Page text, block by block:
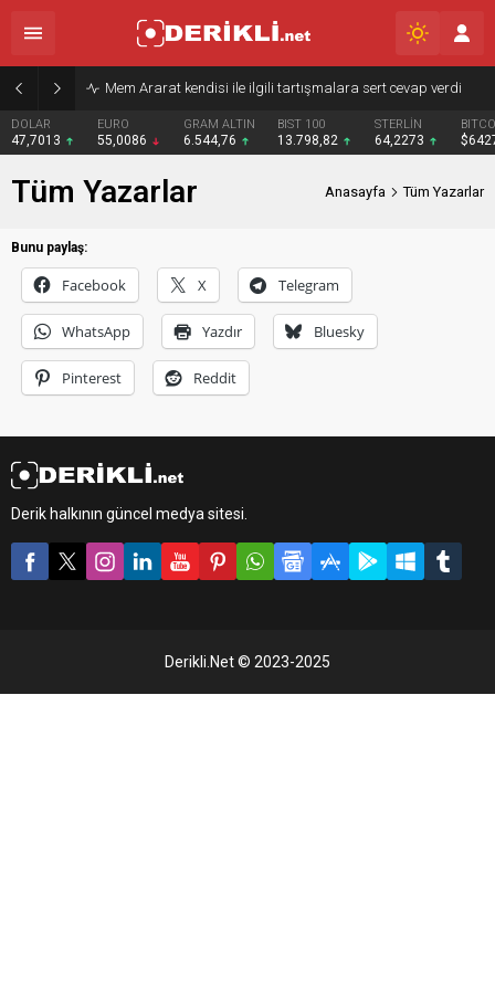
Mem Ararat kendisi ile ilgili tartışmalara sert cevap verdi
DOLAR
47,7013
EURO
55,0086
GRAM ALTIN
6.544,76
BIST 100
13.798,82
STERLİN
64,2273
Tüm Yazarlar Anasayfa Tüm Yazarlar
Bunu paylaş:
Facebook X Telegram
WhatsApp Yazdır Bluesky
Pinterest Reddit
Derik halkının güncel medya sitesi.
Derikli.Net © 2023-2025